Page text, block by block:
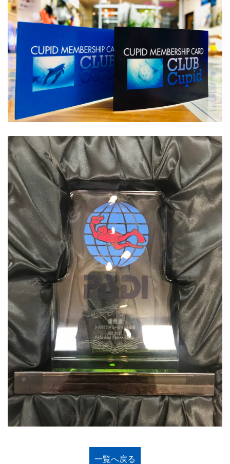
一覧へ戻る